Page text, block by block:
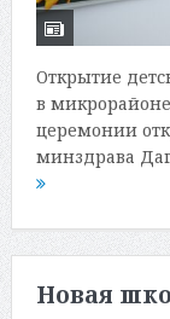
Открытие
в
церемонии
минздрава
Новая